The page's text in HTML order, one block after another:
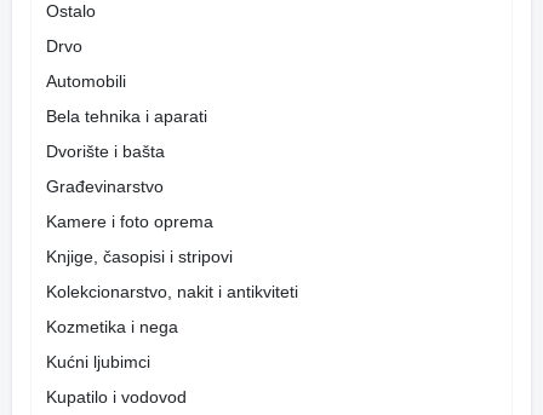
Ostalo
Drvo
Automobili
Bela tehnika i aparati
Dvorište i bašta
Građevinarstvo
Kamere i foto oprema
Knjige, časopisi i stripovi
Kolekcionarstvo, nakit i antikviteti
Kozmetika i nega
Kućni ljubimci
Kupatilo i vodovod